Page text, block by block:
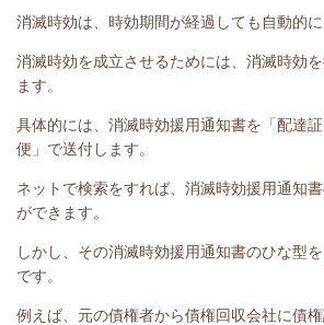
消滅時効は、時効期間が経過しても自動的に
消滅時効を成立させるためには、消滅時効
ます。
具体的には、消滅時効援用通知書を「配達
便」で送付します。
ネットで検索をすれば、消滅時効援用通知
ができます。
しかし、その消滅時効援用通知書のひな型
です。
例えば、元の債権者から債権回収会社に債権